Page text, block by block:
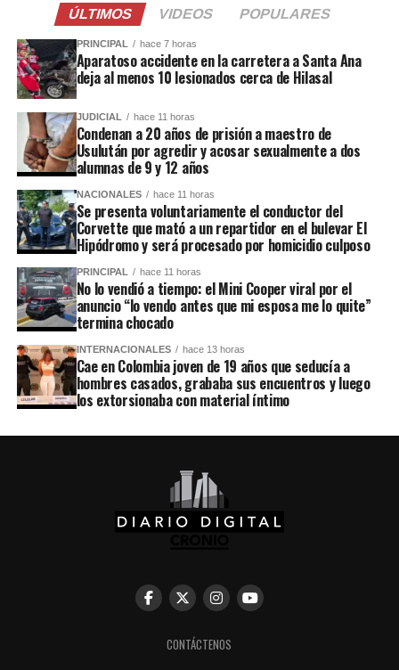
ÚLTIMOS VIDEOS POPULARES
PRINCIPAL hace 7 horas
Aparatoso accidente en la carretera a Santa Ana
deja al menos 10 lesionados cerca de Hilasal
JUDICIAL hace 11 horas
Condenan a 20 años de prisión a maestro de
Usulután por agredir y acosar sexualmente a dos
alumnas de 9 y 12 años
NACIONALES hace 11 horas
Se presenta voluntariamente el conductor del
Corvette que mató a un repartidor en el bulevar El
Hipódromo y será procesado por homicidio culposo
PRINCIPAL hace 11 horas
No lo vendió a tiempo: el Mini Cooper viral por el
anuncio “lo vendo antes que mi esposa me lo quite”
termina chocado
INTERNACIONALES hace 13 horas
Cae en Colombia joven de 19 años que seducía a
hombres casados, grababa sus encuentros y luego
los extorsionaba con material íntimo
CONTÁCTENOS